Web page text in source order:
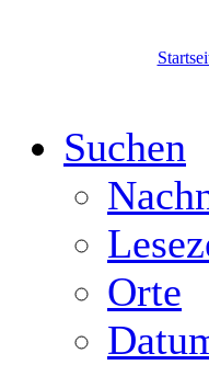
Suchen
Orte